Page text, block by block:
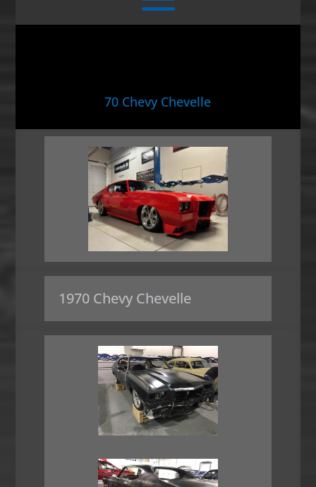
70 Chevy Chevelle
1970 Chevy Chevelle